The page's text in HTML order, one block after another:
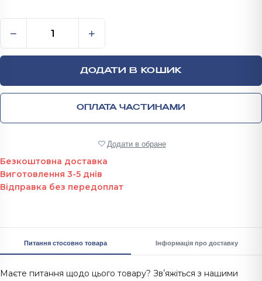
− +
ДОДАТИ В КОШИК
ОПЛАТА ЧАСТИНАМИ
Додати в обране
Безкоштовна доставка
Виготовлення 3-5 днів
Відправка без передоплат
Питання стосовно товара Інформація про доставку
Маєте питання щодо цього товару? Звʼяжіться з нашими